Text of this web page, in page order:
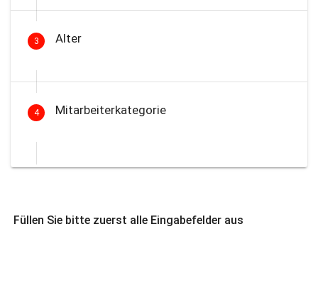
3 Alter
4 Mitarbeiterkategorie
Füllen Sie bitte zuerst alle Eingabefelder aus